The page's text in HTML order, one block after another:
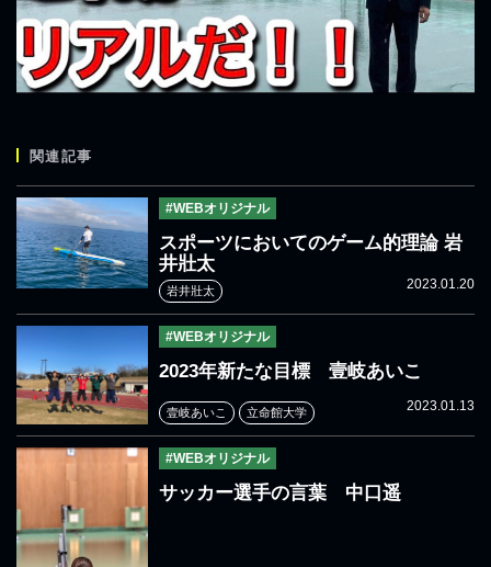
関連記事
#WEBオリジナル
スポーツにおいてのゲーム的理論 岩
井壯太
2023.01.20
岩井壯太
#WEBオリジナル
2023年新たな目標 壹岐あいこ
2023.01.13
壹岐あいこ 立命館大学
#WEBオリジナル
サッカー選手の言葉 中口遥